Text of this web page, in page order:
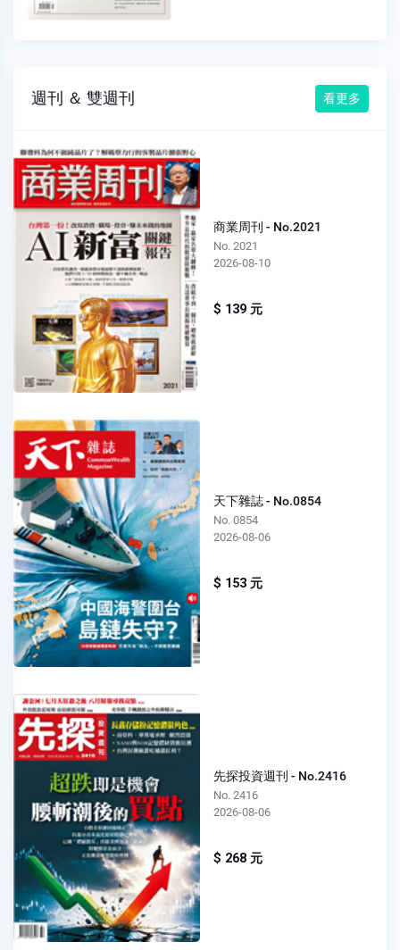
週刊 ＆ 雙週刊 看更多
商業周刊 - No.2021
No. 2021
2026-08-10
$ 139 元
天下雜誌 - No.0854
No. 0854
2026-08-06
$ 153 元
先探投資週刊 - No.2416
No. 2416
2026-08-06
$ 268 元